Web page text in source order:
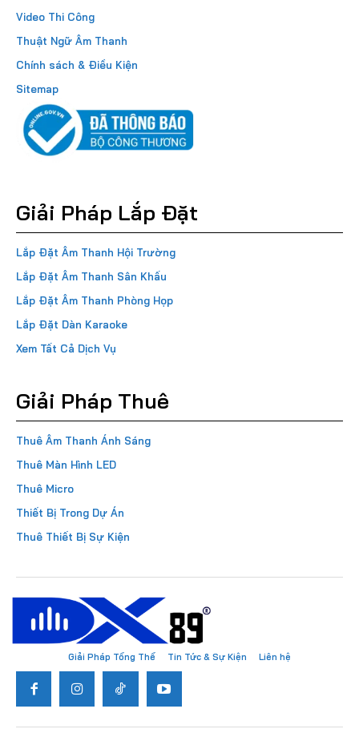
Video Thi Công
Thuật Ngữ Âm Thanh
Chính sách & Điều Kiện
Sitemap
Giải Pháp Lắp Đặt
Lắp Đặt Âm Thanh Hội Trường
Lắp Đặt Âm Thanh Sân Khấu
Lắp Đặt Âm Thanh Phòng Họp
Lắp Đặt Dàn Karaoke
Xem Tất Cả Dịch Vụ
Giải Pháp Thuê
Thuê Âm Thanh Ánh Sáng
Thuê Màn Hình LED
Thuê Micro
Thiết Bị Trong Dự Án
Thuê Thiết Bị Sự Kiện
Giải Pháp Tổng Thể Tin Tức & Sự Kiện Liên hệ